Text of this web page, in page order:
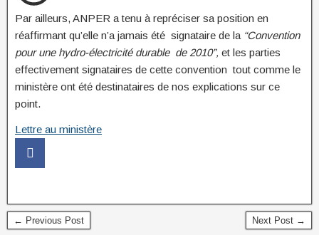
Par ailleurs, ANPER a tenu à repréciser sa position en
réaffirmant qu’elle n’a jamais été signataire de la “Convention
pour une hydro-électricité durable de 2010”, et les parties
effectivement signataires de cette convention tout comme le
ministère ont été destinataires de nos explications sur ce
point.
Lettre au ministère
← Previous Post Next Post →